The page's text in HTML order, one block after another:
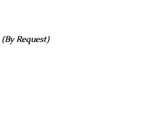
(By Request)